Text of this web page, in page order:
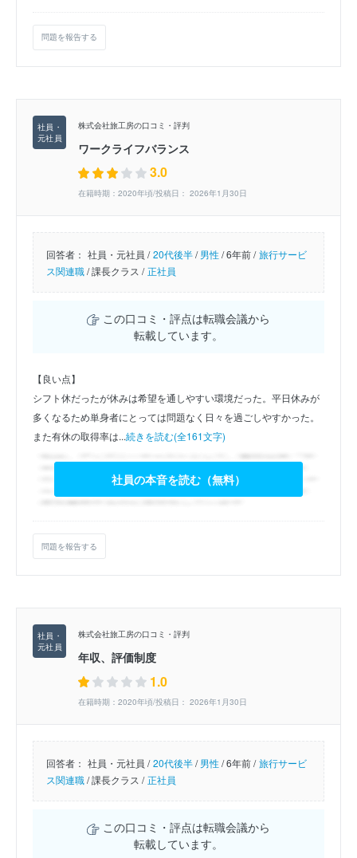
問題を報告する
株式会社旅工房の口コミ・評判
ワークライフバランス
3.0
在籍時期：2020年頃/投稿日： 2026年1月30日
回答者： 社員・元社員 / 20代後半/男性/6年前 / 旅行サービ
ス関連職/課長クラス / 正社員
この口コミ・評点は転職会議から
転載しています。
【良い点】
シフト休だったが休みは希望を通しやすい環境だった。平日休みが
多くなるため単身者にとっては問題なく日々を過ごしやすかった。
また有休の取得率は...続きを読む(全161文字)
社員の本音を読む（無料）
問題を報告する
株式会社旅工房の口コミ・評判
年収、評価制度
1.0
在籍時期：2020年頃/投稿日： 2026年1月30日
回答者： 社員・元社員 / 20代後半/男性/6年前 / 旅行サービ
ス関連職/課長クラス / 正社員
この口コミ・評点は転職会議から
転載しています。